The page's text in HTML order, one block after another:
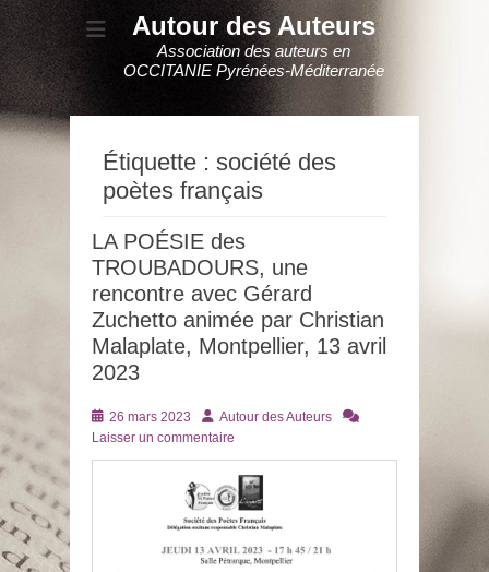
Autour des Auteurs
Association des auteurs en
OCCITANIE Pyrénées-Méditerranée
Étiquette : société des
poètes français
LA POÉSIE des
TROUBADOURS, une
rencontre avec Gérard
Zuchetto animée par Christian
Malaplate, Montpellier, 13 avril
2023
Posté
le
26 mars 2023 AuteurAutour des Auteurs
Laisser un commentaire